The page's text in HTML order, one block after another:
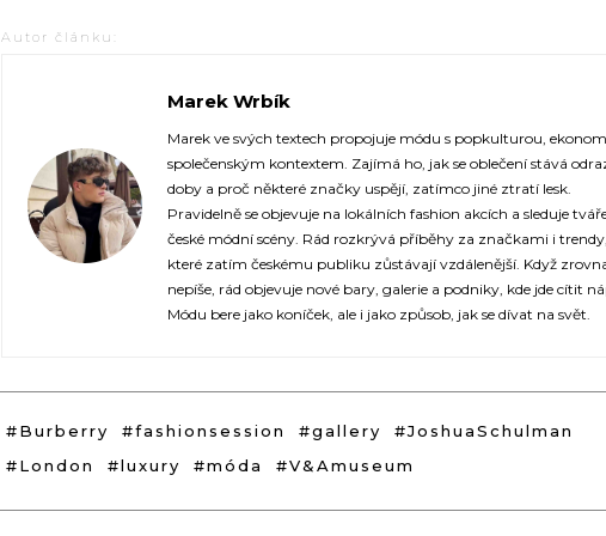
Autor článku:
Marek Wrbík
https://fashionup.sk/
Marek ve svých textech propojuje módu s popkulturou,
společenským kontextem. Zajímá ho, jak se oblečení stává
doby a proč některé značky uspějí, zatímco jiné ztratí lesk.
Pravidelně se objevuje na lokálních fashion akcích a sleduje
české módní scény. Rád rozkrývá příběhy za značkami i trendy,
které zatím českému publiku zůstávají vzdálenější. Když
nepíše, rád objevuje nové bary, galerie a podniky, kde jde cítit
Módu bere jako koníček, ale i jako způsob, jak se dívat na svět.
#Burberry #fashionsession #gallery
#JoshuaSchulman
#London
#luxury #móda #V&Amuseum